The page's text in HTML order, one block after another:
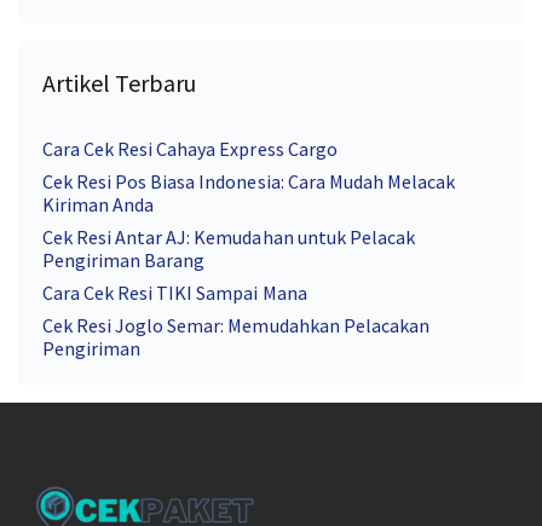
Artikel Terbaru
Cara Cek Resi Cahaya Express Cargo
Cek Resi Pos Biasa Indonesia: Cara Mudah Melacak
Kiriman Anda
Cek Resi Antar AJ: Kemudahan untuk Pelacak
Pengiriman Barang
Cara Cek Resi TIKI Sampai Mana
Cek Resi Joglo Semar: Memudahkan Pelacakan
Pengiriman